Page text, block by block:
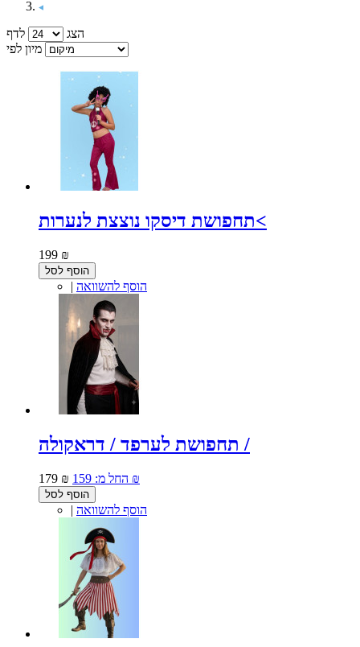
הצג
לדף
מיון לפי
תחפושת דיסקו נוצצת לנערות<
199 ₪
הוסף לסל
| הוסף להשוואה
תחפושת לערפד / דראקולה /
179 ₪ החל מ: 159 ₪
הוסף לסל
| הוסף להשוואה